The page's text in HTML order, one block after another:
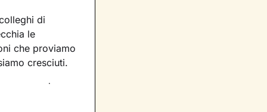
di
le
che proviamo
cresciuti.
su cui